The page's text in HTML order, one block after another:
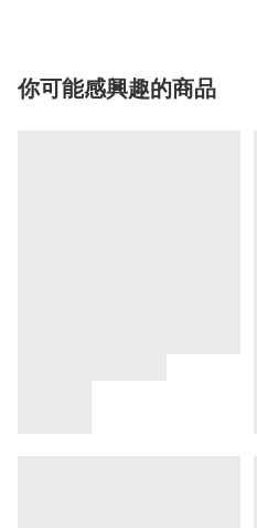
你可能感興趣的商品